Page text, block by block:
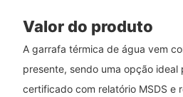
Valor do produto
A garrafa térmica de água vem
presente, sendo uma opção ideal
certificado com relatório MSDS e